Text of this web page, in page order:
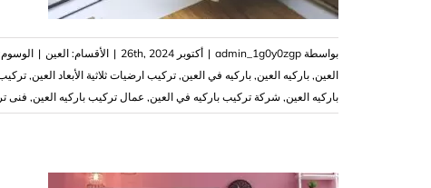
بواسطة admin_1g0y0zgp
| أكتوبر 26th, 2024 | الأقسام: العين |
العين, باركيه العين, باركيه في العين, تركيب ارضيات ثلاثية الأبعاد العين,
باركيه العين, شركة تركيب باركيه في العين, عمال تركيب باركيه العين, فنى